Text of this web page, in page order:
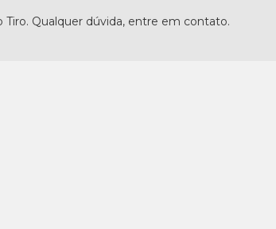
Tiro. Qualquer dúvida, entre em contato.